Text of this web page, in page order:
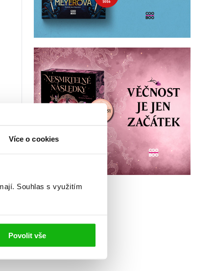
Více o cookies
Souhlas s využitím
Povolit vše